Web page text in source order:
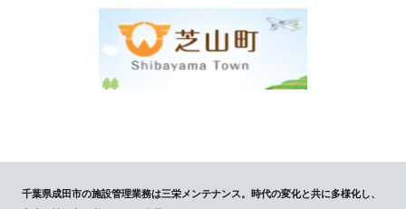
千葉県成田市の施設管理業務は三栄メンテナンス。時代の変化と共に多様化し、